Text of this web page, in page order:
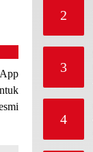
2
3
4